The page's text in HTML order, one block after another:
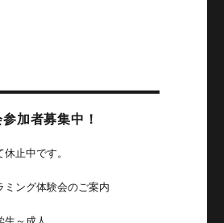
加者募集中！
止中です。
ミング体験会のご案内